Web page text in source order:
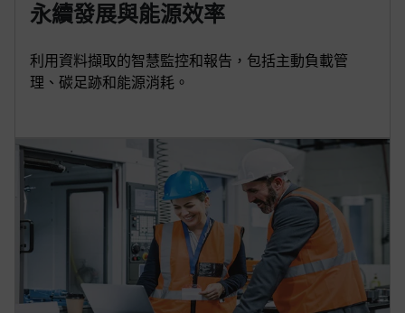
永續發展與能源效率
利用資料擷取的智慧監控和報告，包括主動負載管
理、碳足跡和能源消耗。